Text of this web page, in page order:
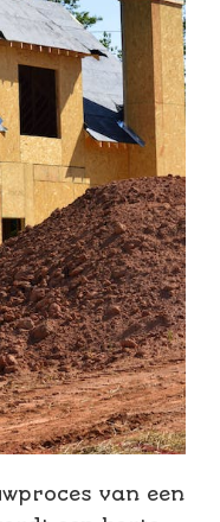
van een